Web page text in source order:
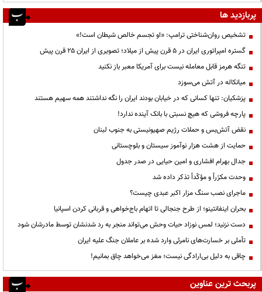
پربازدید ها
تشخیص روان‌شناختی ترامپ: «او تجسم خالص شیطان است!»
گستره امپراتوری ایران در ۵ قرن پیش از میلاد؛ تصویری از ایران ۲۵ قرن پیش
تنگه هرمز قابل معامله نیست برای آمریکا معبر باز نکنید
میانکاله در آتش می‌سوزد
پزشکیان: تنها کسانی که در خیابان بودند ایران را نگه نداشتند همه سهیم هستند
پارچه فروشی که هیچ نسبتی با بانک آینده ندارد!
نقض آتش‌بس و حملات رژیم صهیونیستی به جنوب لبنان
حمایت از هشت هزار نوآموز سیستان و بلوچستانی
جدال بهرام افشاری و امین حیایی در صدر جدول
وحدت مکرّراً و مؤکّداً تذکر داده شد
ماجرای نصب سنگ مزار اکبر عبدی چیست؟
بحران اینفانتینو؛ از طرح جنجالی تا اتهام باج‌خواهی و قربانی کردن اسپانیا
دست نزنید؛ لمس نوزاد حیات وحش می‌تواند منجر به رد شدنشان توسط مادرشان شود
تأملی بر خسارت‌های نامرئی وارد شده بر عاملان جنگ علیه ایران
چاقی به دلیل بی‌ارادگی نیست؛ مغز می‌خواهد چاق بمانیم!
پربحث ترین عناوین